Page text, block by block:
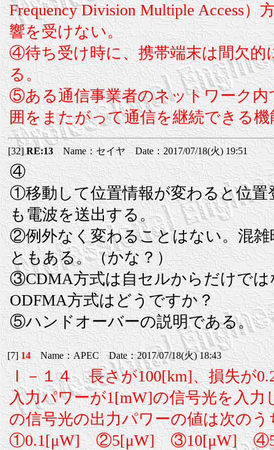
Frequency Division Multiple Access
響を受けない。
④待ち受け時に、携帯端末は間欠的
る。
⑤ある通信事業者のネットワーク内
囲をまたがって通信を継続できる
[32]RE:13Name：セイヤ Date：2017/07/18(火) 19:51
④
①移動して位置情報が変わると位置
も電波を送出する。
②例外なく変わることはない。混
ともある。（かな？）
③CDMA方式は自セルからだけで
ODFMA方式はどうですか？
⑤ハンドオーバーの説明である。
[7]14Name：APEC Date：2017/07/18(火) 18:43
Ⅰ－１４ 長さが100[km]、損失が
入力パワーが1[mW]の信号光を入
の信号光の出力パワーの値は次の
①0.1[μW] ②5[μW] ③10[μW]